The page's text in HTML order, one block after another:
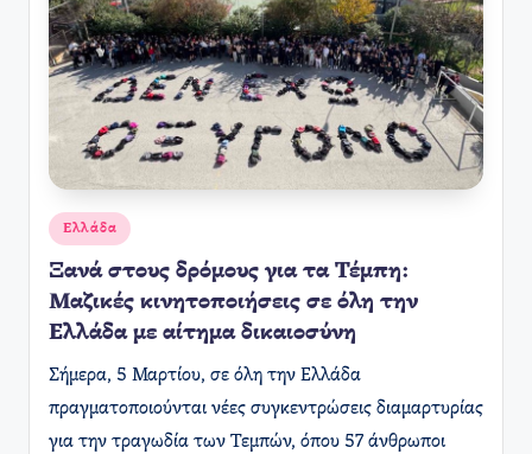
Αναρτήθηκε
σε
Ελλάδα
Ξανά στους δρόμους για τα Τέμπη:
Μαζικές κινητοποιήσεις σε όλη την
Ελλάδα με αίτημα δικαιοσύνη
Σήμερα, 5 Μαρτίου, σε όλη την Ελλάδα
πραγματοποιούνται νέες συγκεντρώσεις διαμαρτυρίας
για την τραγωδία των Τεμπών, όπου 57 άνθρωποι